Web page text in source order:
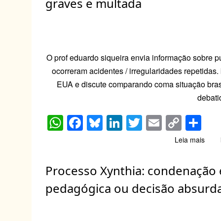
p o n
graves e multada
O prof eduardo siqueira envia informação sobre
ocorreram acidentes / irregularidades
EUA e discute comparando coma situação
W
h
s
A
p
F
a
e
b
o
Bl
u
sk
y
Li
n
e
dI
n
T
wi
er
E
m
C
o
y
Li
n
h
e
Leia mais
em
Processo Xynthia: condenação
pedagógica ou decisão